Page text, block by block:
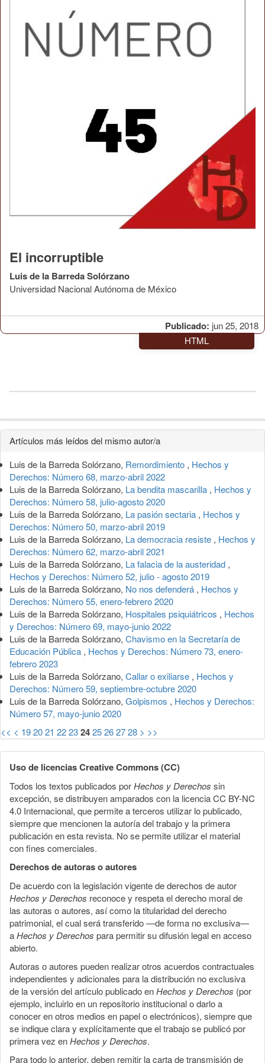
Publicado: jun 25, 2018
El incorruptible
Luis de la Barreda Solórzano
Universidad Nacional Autónoma de México
HTML
Detalles
del
artículo
Artículos más leídos del mismo autor/a
Luis de la Barreda Solórzano, Remordimiento , Hechos y
Derechos: Número 68, marzo-abril 2022
Luis de la Barreda Solórzano, La bendita mascarilla , Hechos y
Derechos: Número 58, julio-agosto 2020
Luis de la Barreda Solórzano, La pasión sectaria , Hechos y
Derechos: Número 50, marzo-abril 2019
Luis de la Barreda Solórzano, La democracia resiste , Hechos y
Derechos: Número 62, marzo-abril 2021
Luis de la Barreda Solórzano, La falacia de la austeridad ,
Hechos y Derechos: Número 52, julio - agosto 2019
Luis de la Barreda Solórzano, No nos defenderá , Hechos y
Derechos: Número 55, enero-febrero 2020
Luis de la Barreda Solórzano, Hospitales psiquiátricos , Hechos
y Derechos: Número 69, mayo-junio 2022
Luis de la Barreda Solórzano, Chavismo en la Secretaría de
Educación Pública , Hechos y Derechos: Número 73, enero-
febrero 2023
Luis de la Barreda Solórzano, Callar o exiliarse , Hechos y
Derechos: Número 59, septiembre-octubre 2020
Luis de la Barreda Solórzano, Golpismos , Hechos y Derechos:
Número 57, mayo-junio 2020
<< < 192021 22232425262728 > >>
Uso de licencias Creative Commons (CC)
Todos los textos publicados porHechos y Derechos sin
excepción, se distribuyen amparados con la licencia CC BY-NC
4.0 Internacional, que permite a terceros utilizar lo publicado,
siempre que mencionen la autoría del trabajo y la primera
publicación en esta revista. No se permite utilizar el material
con fines comerciales.
Derechos de autoras o autores
De acuerdo con la legislación vigente de derechos de autor
Hechos y Derechos reconoce y respeta el derecho moral de
las autoras o autores, así como la titularidad del derecho
patrimonial, el cual será transferido —de forma no exclusiva—
aHechos y Derechos para permitir su difusión legal en acceso
abierto.
Autoras o autores pueden realizar otros acuerdos contractuales
independientes y adicionales para la distribución no exclusiva
de la versión del artículo publicado enHechos y Derechos (por
ejemplo, incluirlo en un repositorio institucional o darlo a
conocer en otros medios en papel o electrónicos), siempre que
se indique clara y explícitamente que el trabajo se publicó por
primera vez enHechos y Derechos.
Para todo lo anterior, deben remitir la carta de transmisión de